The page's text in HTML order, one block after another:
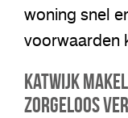
woning snel
voorwaarden
Katwijk
Zorgeloos